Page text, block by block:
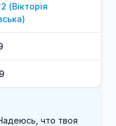
(Вікторія
)
что твоя